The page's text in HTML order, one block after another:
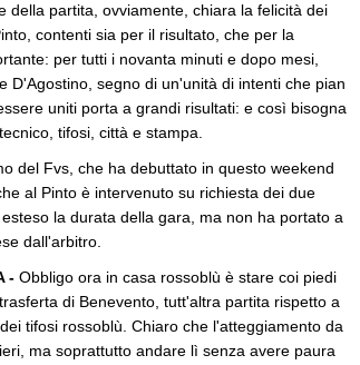
della partita, ovviamente, chiara la felicità dei
contenti sia per il risultato, che per la
per tutti i novanta minuti e dopo mesi,
D'Agostino, segno di un'unità di intenti che pian
uniti porta a grandi risultati: e così bisogna
tifosi, città e stampa.
del Fvs, che ha debuttato in questo weekend
al Pinto è intervenuto su richiesta dei due
la durata della gara, ma non ha portato a
dall'arbitro.
- Obbligo ora in casa rossoblù è stare coi piedi
di Benevento, tutt'altra partita rispetto a
tifosi rossoblù. Chiaro che l'atteggiamento da
ma soprattutto andare lì senza avere paura